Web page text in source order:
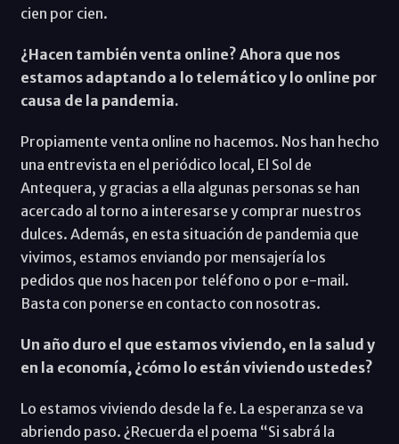
cien por cien.
¿Hacen también venta online? Ahora que nos
estamos adaptando a lo telemático y lo online por
causa de la pandemia.
Propiamente venta online no hacemos. Nos han hecho
una entrevista en el periódico local, El Sol de
Antequera, y gracias a ella algunas personas se han
acercado al torno a interesarse y comprar nuestros
dulces. Además, en esta situación de pandemia que
vivimos, estamos enviando por mensajería los
pedidos que nos hacen por teléfono o por e-mail.
Basta con ponerse en contacto con nosotras.
Un año duro el que estamos viviendo, en la salud y
en la economía, ¿cómo lo están viviendo ustedes?
Lo estamos viviendo desde la fe. La esperanza se va
abriendo paso. ¿Recuerda el poema “Si sabrá la